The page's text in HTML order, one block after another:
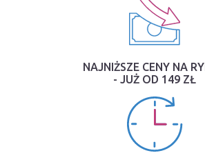
NAJNIŻSZE CENY NA
- JUŻ OD 149 ZŁ